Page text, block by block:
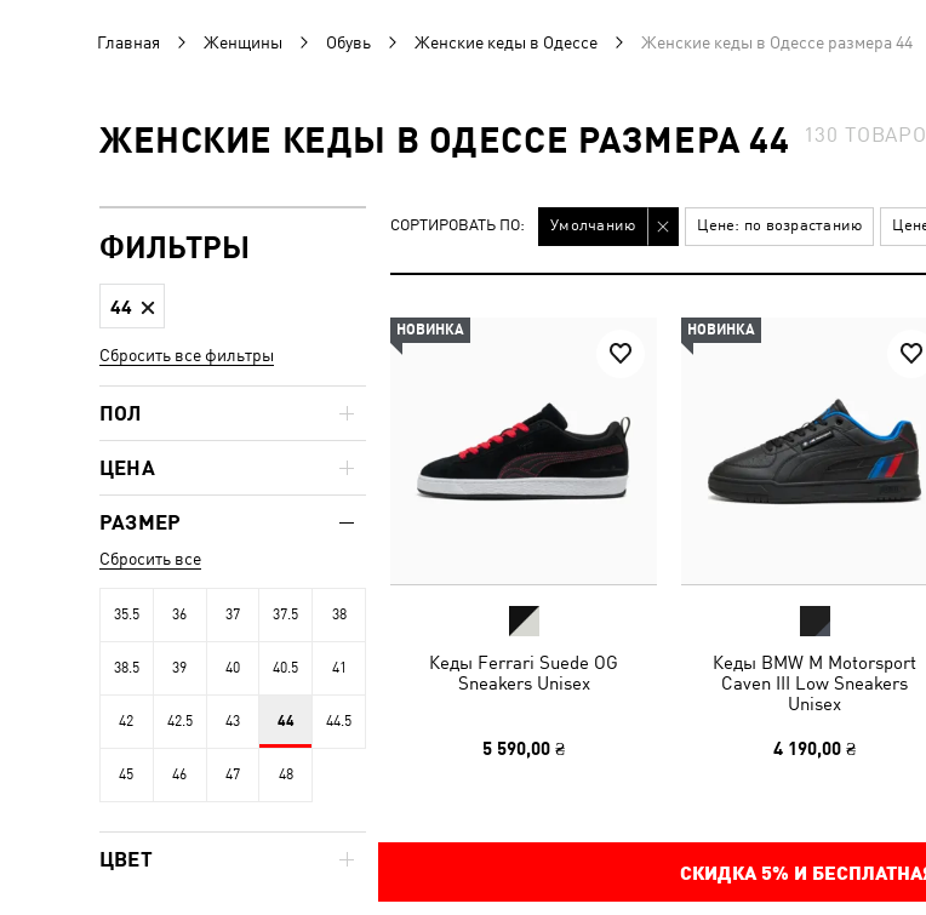
Главная Женщины Обувь Женские кеды в Одессе Женские кеды в Одессе размера 44
ЖЕНСКИЕ КЕДЫ В ОДЕССЕ РАЗМЕРА 44 130
СОРТИРОВАТЬ ПО: Умолчанию Цене: по возрастанию
НОВИНКА
Кеды Ferrari Suede OG
Sneakers Unisex
5 590,00 ₴
НОВИНКА
Кеды BMW M Motorsport
Caven III Low Sneakers
Unisex
4 190,00 ₴
СКИДКА 5% И
ФИЛЬТРЫ
44
Сбросить все фильтры
ПОЛ
ЦЕНА
РАЗМЕР
Сбросить все
35.5 36 37 37.5 38
38.5 39 40 40.5 41
42 42.5 43 44 44.5
45 46 47 48
ЦВЕТ